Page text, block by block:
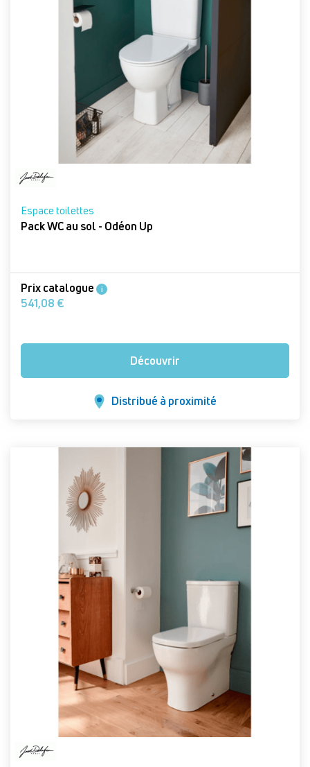
Espace toilettes
Pack WC au sol - Odéon Up
Prix catalogue i
541,08 €
Découvrir
Distribué à proximité